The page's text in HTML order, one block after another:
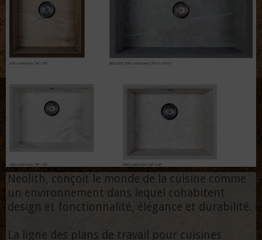
Neolith, conçoit le monde de la cuisine comme
un environnement dans lequel cohabitent
design et fonctionnalité, élégance et durabilité.
La ligne des plans de travail pour cuisines